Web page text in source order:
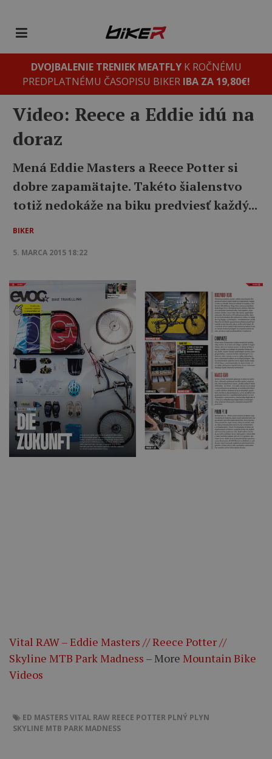
DVOJBALENIE TRENIEK MEATFLYK ROČNÉMU
PREDPLATNÉMU ČASOPISU BIKER IBA ZA 19,80€!
Video: Reece a Eddie idú na
doraz
Mená Eddie Masters a Reece Potter si
dobre zapamätajte. Takéto šialenstvo
totiž nedokáže na biku predviesť každý...
BIKER
5. MARCA 2015 18:22
Vital RAW – Eddie Masters // Reece Potter //
Skyline MTB Park Madness – More Mountain Bike
Videos
ED MASTERSVITAL RAW REECE POTTER PLNÝ PLYN
SKYLINE MTB PARK MADNESS